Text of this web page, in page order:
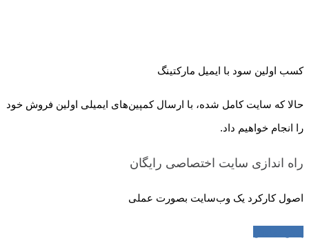
کسب اولین سود با ایمیل مارکتینگ
حالا که سایت کامل شده، با ارسال کمپین‌های ایمیلی اولین فروش خود
را انجام خواهیم داد.
راه اندازی سایت اختصاصی رایگان
اصول کارکرد یک وب‌سایت بصورت عملی